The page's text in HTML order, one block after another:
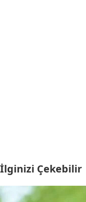
İlginizi Çekebilir